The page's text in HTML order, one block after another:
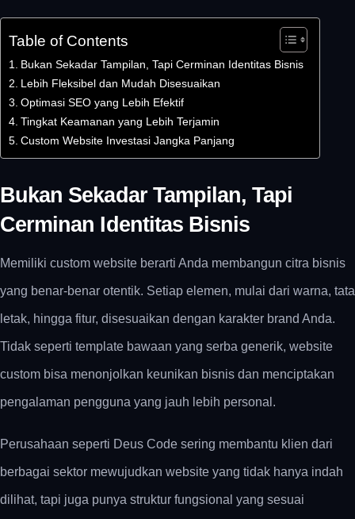
Table of Contents
Bukan Sekadar Tampilan, Tapi Cerminan Identitas Bisnis
Lebih Fleksibel dan Mudah Disesuaikan
Optimasi SEO yang Lebih Efektif
Tingkat Keamanan yang Lebih Terjamin
Custom Website Investasi Jangka Panjang
Bukan Sekadar Tampilan, Tapi
Cerminan Identitas Bisnis
Memiliki custom website berarti Anda membangun citra bisnis
yang benar-benar otentik. Setiap elemen, mulai dari warna, tata
letak, hingga fitur, disesuaikan dengan karakter brand Anda.
Tidak seperti template bawaan yang serba generik, website
custom bisa menonjolkan keunikan bisnis dan menciptakan
pengalaman pengguna yang jauh lebih personal.
Perusahaan seperti Deus Code sering membantu klien dari
berbagai sektor mewujudkan website yang tidak hanya indah
dilihat, tapi juga punya struktur fungsional yang sesuai